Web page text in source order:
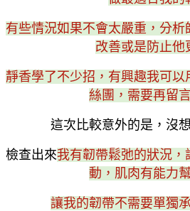
有些情況如果不會太嚴重，分
改善或是防止他
靜香學了不少招，有興趣我可
絲團，需要再留
這次比較意外的是，沒
檢查出來我有韌帶鬆弛的狀況
動，肌肉有能力
讓我的韌帶不需要單獨